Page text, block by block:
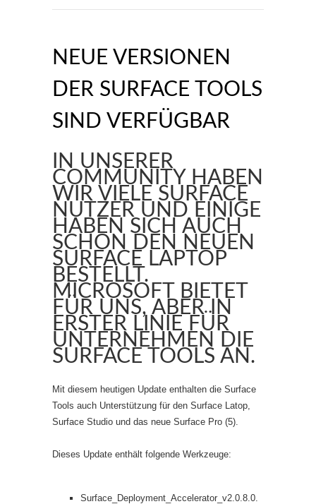
NEUE VERSIONEN
DER SURFACE TOOLS
SIND VERFÜGBAR
IN UNSERER
COMMUNITY HABEN
WIR VIELE SURFACE
NUTZER UND EINIGE
HABEN SICH AUCH
SCHON DEN NEUEN
SURFACE LAPTOP
BESTELLT.
MICROSOFT BIETET
FÜR UNS, ABER IN
ERSTER LINIE FÜR
UNTERNEHMEN DIE
SURFACE TOOLS AN.
Mit diesem heutigen Update enthalten die Surface
Tools auch Unterstützung für den Surface Latop,
Surface Studio und das neue Surface Pro (5).
Dieses Update enthält folgende Werkzeuge:
Surface_Deployment_Accelerator_v2.0.8.0.